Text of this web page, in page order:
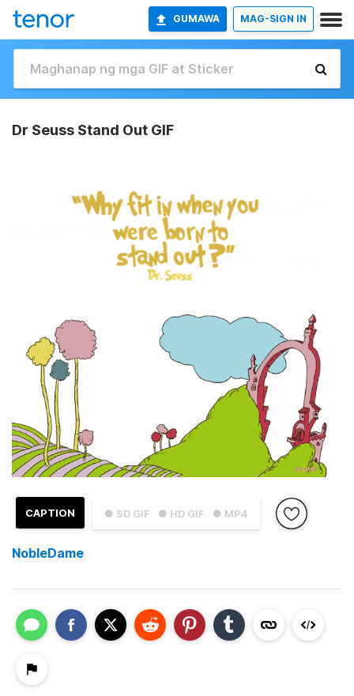
GUMAWA MAG-SIGN IN
Dr Seuss Stand Out GIF
● SD GIF ● HD GIF ● MP4
CAPTION
NobleDame